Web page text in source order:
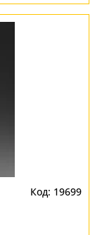
19699